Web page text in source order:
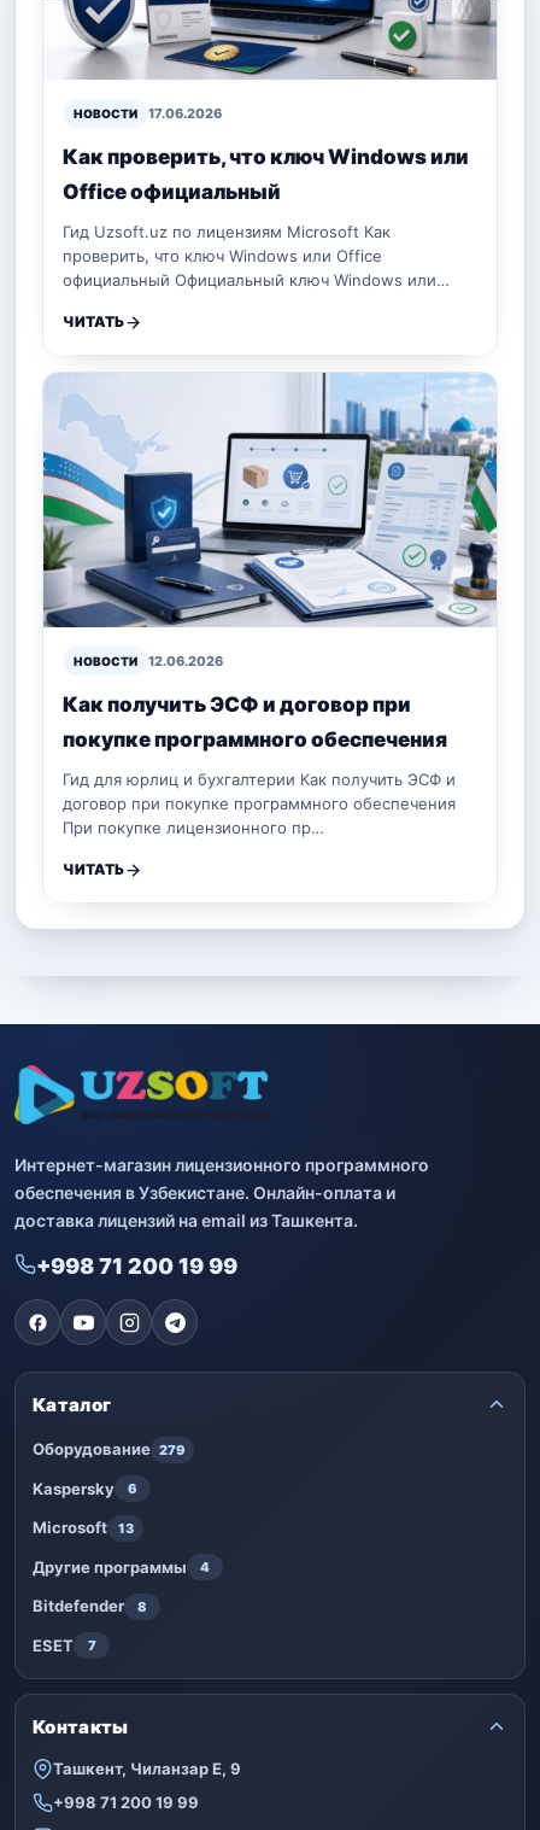
НОВОСТИ 17.06.2026
Как проверить, что ключ Windows или
Office официальный
Гид Uzsoft.uz по лицензиям Microsoft Как
проверить, что ключ Windows или Office
официальный Официальный ключ Windows или…
ЧИТАТЬ
НОВОСТИ 12.06.2026
Как получить ЭСФ и договор при
покупке программного обеспечения
Гид для юрлиц и бухгалтерии Как получить ЭСФ и
договор при покупке программного обеспечения
При покупке лицензионного пр…
ЧИТАТЬ
Интернет-магазин лицензионного программного
обеспечения в Узбекистане. Онлайн-оплата и
доставка лицензий на email из Ташкента.
+998 71 200 19 99
Каталог
Оборудование 279
Kaspersky 6
Microsoft 13
Другие программы 4
Bitdefender 8
ESET 7
Контакты
Ташкент, Чиланзар Е, 9
+998 71 200 19 99